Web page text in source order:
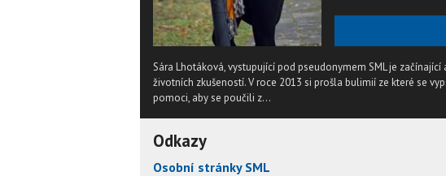
Sára Lhotáková, vystupující pod pseudonymem SML je
životních zkušeností. V roce 2013 si prošla bulimií ze které se
pomoci, aby se poučili z...
Odkazy
Osobní stránky SML